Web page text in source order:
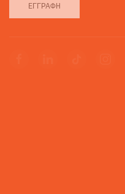
ΕΓΓΡΑΦΉ